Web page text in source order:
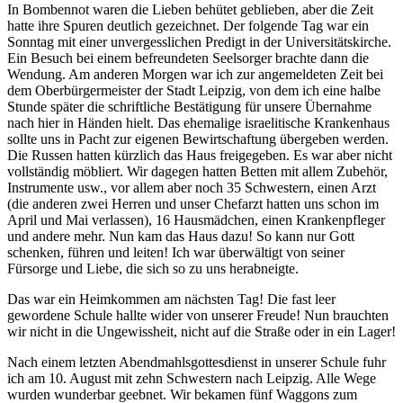
In Bombennot waren die Lieben behütet geblieben, aber die Zeit
hatte ihre Spuren deutlich gezeichnet. Der folgende Tag war ein
Sonntag mit einer unvergesslichen Predigt in der Universitätskirche.
Ein Besuch bei einem befreundeten Seelsorger brachte dann die
Wendung. Am anderen Morgen war ich zur angemeldeten Zeit bei
dem Oberbürgermeister der Stadt Leipzig, von dem ich eine halbe
Stunde später die schriftliche Bestätigung für unsere Übernahme
nach hier in Händen hielt. Das ehemalige israelitische Krankenhaus
sollte uns in Pacht zur eigenen Bewirtschaftung übergeben werden.
Die Russen hatten kürzlich das Haus freigegeben. Es war aber nicht
vollständig möbliert. Wir dagegen hatten Betten mit allem Zubehör,
Instrumente usw., vor allem aber noch 35 Schwestern, einen Arzt
(die anderen zwei Herren und unser Chefarzt hatten uns schon im
April und Mai verlassen), 16 Hausmädchen, einen Krankenpfleger
und andere mehr. Nun kam das Haus dazu! So kann nur Gott
schenken, führen und leiten! Ich war überwältigt von seiner
Fürsorge und Liebe, die sich so zu uns herabneigte.
Das war ein Heimkommen am nächsten Tag! Die fast leer
gewordene Schule hallte wider von unserer Freude! Nun brauchten
wir nicht in die Ungewissheit, nicht auf die Straße oder in ein Lager!
Nach einem letzten Abendmahlsgottesdienst in unserer Schule fuhr
ich am 10. August mit zehn Schwestern nach Leipzig. Alle Wege
wurden wunderbar geebnet. Wir bekamen fünf Waggons zum